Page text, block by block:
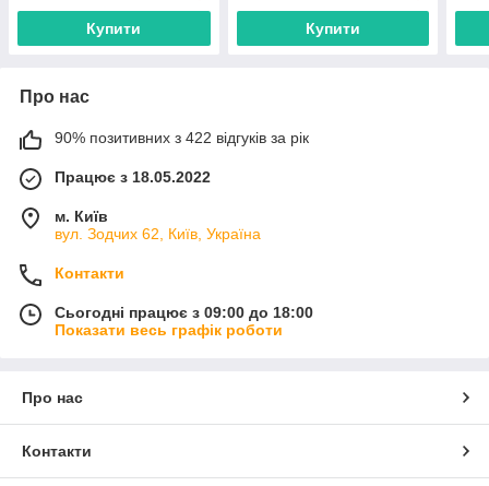
Купити Купити
Про нас
90% позитивних з 422 відгуків за рік
Працює з 18.05.2022
м. Київ
вул. Зодчих 62, Київ, Україна
Контакти
Сьогодні працює з 09:00 до 18:00
Показати весь графік роботи
Про нас
Контакти